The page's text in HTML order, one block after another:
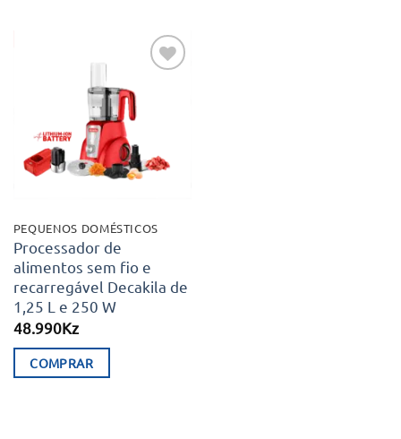
Adicionar
aos meus
desejos
PEQUENOS DOMÉSTICOS
Processador de
alimentos sem fio e
recarregável Decakila de
1,25 L e 250 W
48.990Kz
COMPRAR